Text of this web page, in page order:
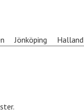
Jönköping Halland